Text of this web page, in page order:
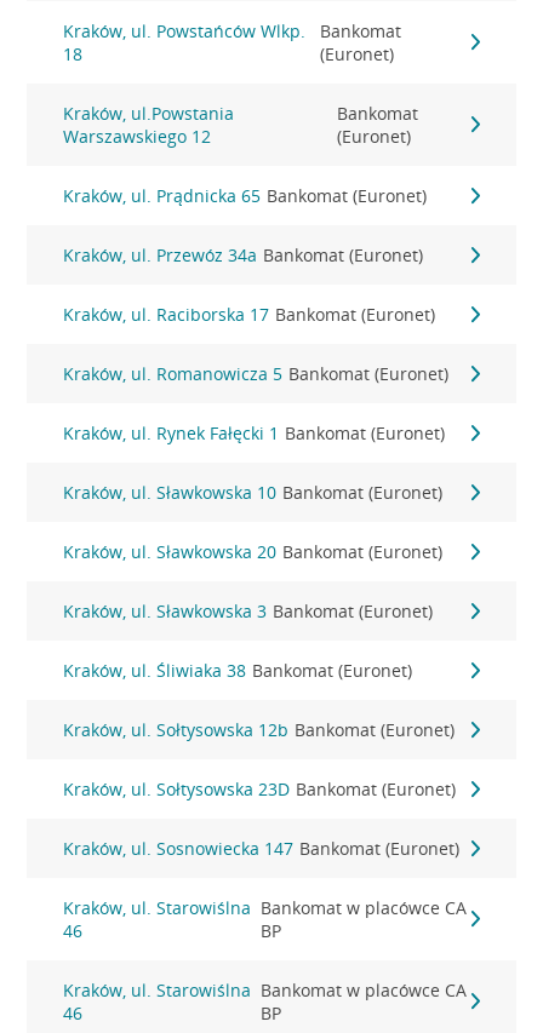
Kraków, ul. Powstańców Wlkp.
18
Bankomat
(Euronet)
Kraków, ul.Powstania
Warszawskiego 12
Bankomat
(Euronet)
Kraków, ul. Prądnicka 65 Bankomat (Euronet)
Kraków, ul. Przewóz 34a Bankomat (Euronet)
Kraków, ul. Raciborska 17 Bankomat (Euronet)
Kraków, ul. Romanowicza 5 Bankomat (Euronet)
Kraków, ul. Rynek Fałęcki 1 Bankomat (Euronet)
Kraków, ul. Sławkowska 10 Bankomat (Euronet)
Kraków, ul. Sławkowska 20 Bankomat (Euronet)
Kraków, ul. Sławkowska 3 Bankomat (Euronet)
Kraków, ul. Śliwiaka 38 Bankomat (Euronet)
Kraków, ul. Sołtysowska 12b Bankomat (Euronet)
Kraków, ul. Sołtysowska 23D Bankomat (Euronet)
Kraków, ul. Sosnowiecka 147 Bankomat (Euronet)
Kraków, ul. Starowiślna
46
Bankomat w placówce CA
BP
Kraków, ul. Starowiślna
46
Bankomat w placówce CA
BP